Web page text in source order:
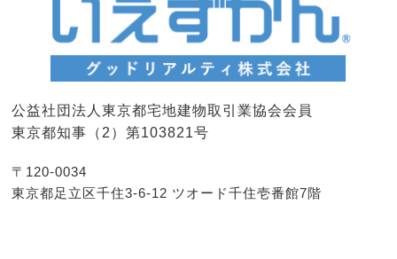
公益社団法人東京都宅地建物取引業協会会員
東京都知事（2）第103821号
〒120-0034
東京都足立区千住3-6-12 ツオード千住壱番館7階